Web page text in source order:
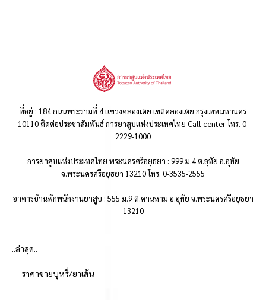
ที่อยู่ : 184 ถนนพระรามที่ 4 แขวงคลองเตย เขตคลองเตย กรุงเทพมหานคร
10110 ติดต่อประชาสัมพันธ์ การยาสูบแห่งประเทศไทย Call center โทร. 0-
2229-1000
การยาสูบแห่งประเทศไทย พระนครศรีอยุธยา : 999 ม.4 ต.อุทัย อ.อุทัย
จ.พระนครศรีอยุธยา 13210 โทร. 0-3535-2555
อาคารบ้านพักพนักงานยาสูบ : 555 ม.9 ต.คานหาม อ.อุทัย จ.พระนครศรีอยุธยา
13210
..ล่าสุด..
ราคาขายบุหรี่/ยาเส้น